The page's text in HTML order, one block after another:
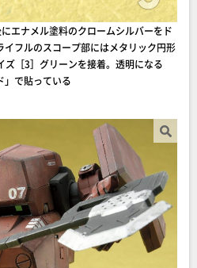
エナメル塗料のクロームシルバーをド
フルのスコープ部にはメタリック円形
［3］グリーンを接着。透明になる
」で貼っている